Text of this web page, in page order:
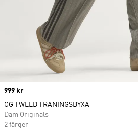
Price
999 kr
OG TWEED TRÄNINGSBYXA
Dam Originals
2 färger